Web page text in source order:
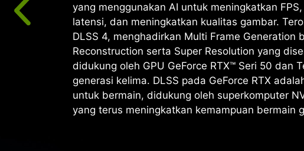
yang menggunakan AI untuk meningkatkan
latensi, dan meningkatkan kualitas gambar.
DLSS 4, menghadirkan Multi Frame Generation
Reconstruction serta Super Resolution yang
didukung oleh GPU GeForce RTX™ Seri 50 dan
generasi kelima. DLSS pada GeForce RTX
untuk bermain, didukung oleh superkomputer
yang terus meningkatkan kemampuan bermain